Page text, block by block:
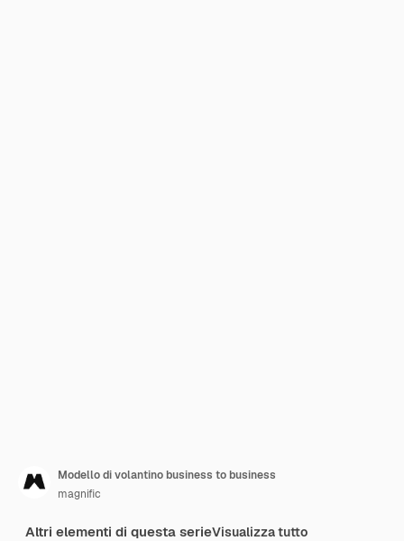
Modello di volantino business to business
magnific
Altri elementi di questa serieVisualizza tutto